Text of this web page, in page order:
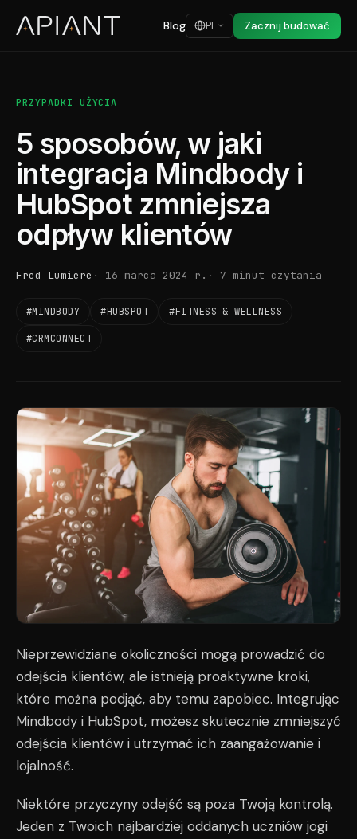
Blog PL Zacznij budować
PRZYPADKI UŻYCIA
5 sposobów, w jaki
integracja Mindbody i
HubSpot zmniejsza
odpływ klientów
Fred Lumiere 16 marca 2024 r. 7 minut czytania
#MINDBODY #HUBSPOT #FITNESS & WELLNESS
#CRMCONNECT
Nieprzewidziane okoliczności mogą prowadzić do
odejścia klientów, ale istnieją proaktywne kroki,
które można podjąć, aby temu zapobiec. Integrując
Mindbody i HubSpot, możesz skutecznie zmniejszyć
odejścia klientów i utrzymać ich zaangażowanie i
lojalność.
Niektóre przyczyny odejść są poza Twoją kontrolą.
Jeden z Twoich najbardziej oddanych uczniów jogi